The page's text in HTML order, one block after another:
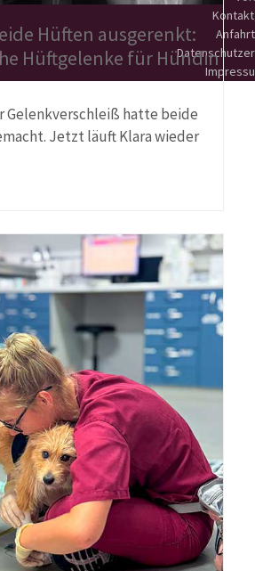
Hüften ausgerenkt:
Hüftgelenke für Hündin
Gelenkverschleiß hatte beide
Jetzt läuft Klara wieder
Anfahrt